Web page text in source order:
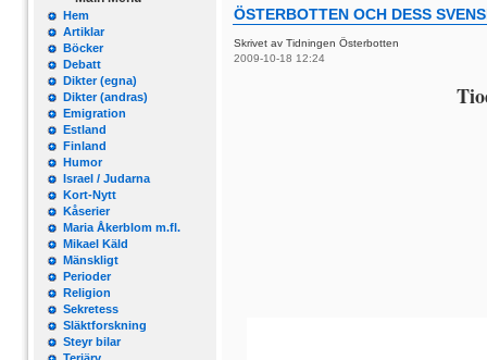
Hem
Artiklar
Böcker
Debatt
Dikter (egna)
Dikter (andras)
Emigration
Estland
Finland
Humor
Israel / Judarna
Kort-Nytt
Kåserier
Maria Åkerblom m.fl.
Mikael Käld
Mänskligt
Perioder
Religion
Sekretess
Släktforskning
Steyr bilar
ÖSTERBOTTEN OCH DESS
Skrivet av Tidningen Österbotten
2009-10-18 12:24